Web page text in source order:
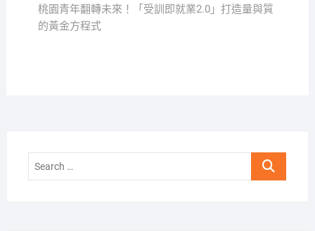
覽 post:
桃園青年翻轉未來！「受訓即就業2.0」打造量與質
的黃金方程式
Search